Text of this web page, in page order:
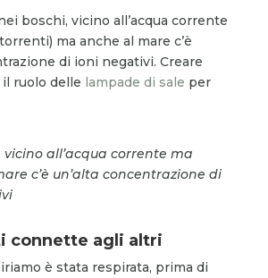
boschi, vicino all’acqua corrente
ma anche al mare c’è
di ioni negativi. Creare
ruolo delle lampade di sale per
vicino all’acqua corrente ma
c’è un’alta concentrazione di
connette agli altri
è stata respirata, prima di